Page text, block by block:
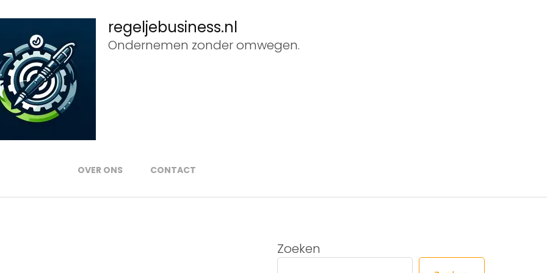
regeljebusiness.nl
Ondernemen zonder omwegen.
OVER ONS CONTACT
Zoeken